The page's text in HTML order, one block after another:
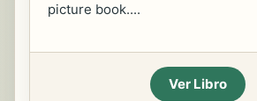
picture book....
Ver Libro